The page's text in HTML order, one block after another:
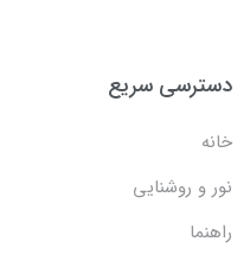
دسترسی سریع
خانه
نور و روشنایی
راهنما